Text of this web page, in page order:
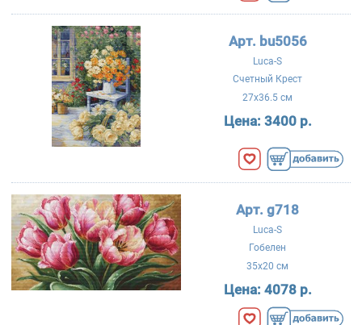
Арт. bu5056
Luca-S
Счетный Крест
27x36.5 см
Цена: 3400 р.
Арт. g718
Luca-S
Гобелен
35x20 см
Цена: 4078 р.